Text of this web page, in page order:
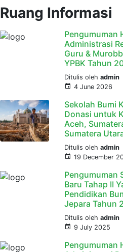
Ruang Informasi
Pengumuman
Administrasi
Guru &
YPBK Tahun
Ditulis oleh admin
4 June 2026
Sekolah Bumi
Donasi untuk
Aceh,
Sumatera
Ditulis oleh admin
19 December
Pengumuman
Baru Tahap II
Pendidikan
Jepara Tahun
Ditulis oleh admin
9 July 2025
Pengumuman